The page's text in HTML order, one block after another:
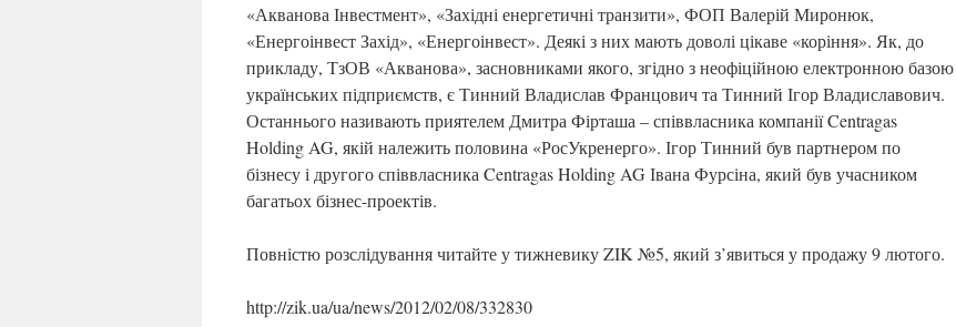
«Акванова Інвестмент», «Західні енергетичні транзити», ФОП Валерій Миронюк,
«Енергоінвест Захід», «Енергоінвест». Деякі з них мають доволі цікаве «коріння». Як, до
прикладу, ТзОВ «Акванова», засновниками якого, згідно з неофіційною електронною базою
українських підприємств, є Тинний Владислав Францович та Тинний Ігор Владиславович.
Останнього називають приятелем Дмитра Фірташа – співвласника компанії Centragas
Holding AG, якій належить половина «РосУкренерго». Ігор Тинний був партнером по
бізнесу і другого співвласника Centragas Holding AG Івана Фурсіна, який був учасником
багатьох бізнес-проектів.
Повністю розслідування читайте у тижневику ZIK №5, який з’явиться у продажу 9 лютого.
http://zik.ua/ua/news/2012/02/08/332830